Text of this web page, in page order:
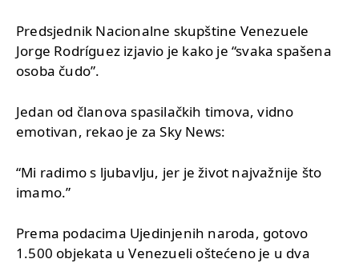
Predsjednik Nacionalne skupštine Venezuele
Jorge Rodríguez izjavio je kako je “svaka spašena
osoba čudo”.
Jedan od članova spasilačkih timova, vidno
emotivan, rekao je za Sky News:
“Mi radimo s ljubavlju, jer je život najvažnije što
imamo.”
Prema podacima Ujedinjenih naroda, gotovo
1.500 objekata u Venezueli oštećeno je u dva